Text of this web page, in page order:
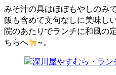
みそ汁の具はほぼもやしのみ
飯も含めて文句なしに美味し
院のあたりでランチに和風の
ちらへ
~。